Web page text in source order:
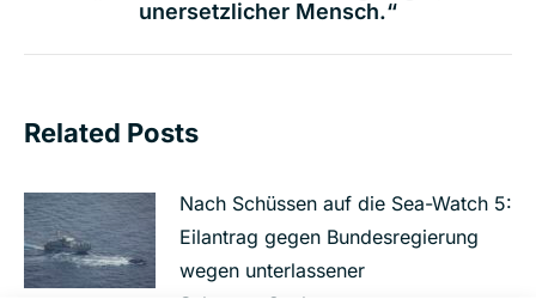
unersetzlicher Mensch.“
Related Posts
Nach Schüssen auf die Sea-Watch 5:
Eilantrag gegen Bundesregierung
wegen unterlassener